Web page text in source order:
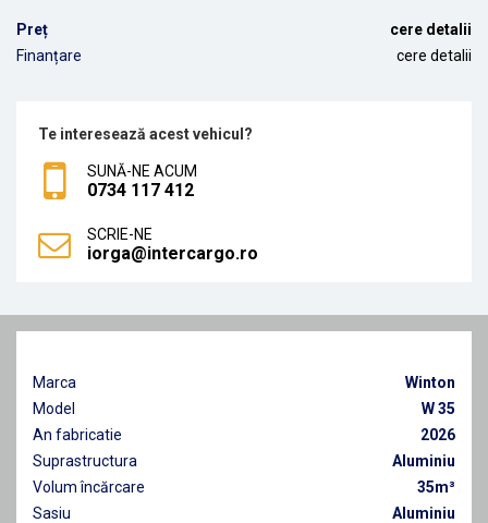
Preț
cere detalii
Finanțare
cere detalii
Te interesează acest vehicul?
SUNĂ-NE ACUM
0734 117 412
SCRIE-NE
iorga@intercargo.ro
Marca
Winton
Model
W 35
An fabricatie
2026
Suprastructura
Aluminiu
Volum încărcare
35m³
Sasiu
Aluminiu